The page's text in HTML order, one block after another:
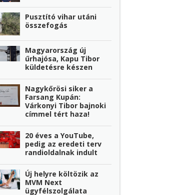
Pusztító vihar utáni
összefogás
Magyarország új
űrhajósa, Kapu Tibor
küldetésre készen
Nagykőrösi siker a
Farsang Kupán:
Várkonyi Tibor bajnoki
címmel tért haza!
20 éves a YouTube,
pedig az eredeti terv
randioldalnak indult
Új helyre költözik az
MVM Next
ügyfélszolgálata